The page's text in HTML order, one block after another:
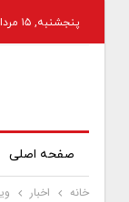
پنجشنبه, ۱۵ مرداد ۱۴۰۵
صفحه اصلی
خانه اخبار